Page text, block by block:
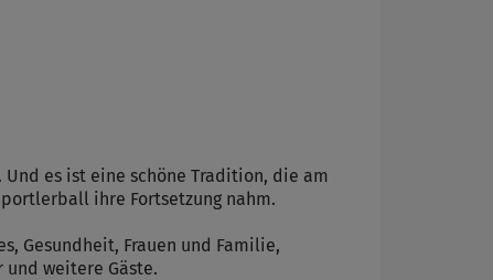
es ist eine schöne Tradition, die am
ihre Fortsetzung nahm.
Gesundheit, Frauen und Familie,
weitere Gäste.